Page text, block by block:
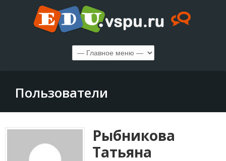
Пользователи
Рыбникова
Татьяна